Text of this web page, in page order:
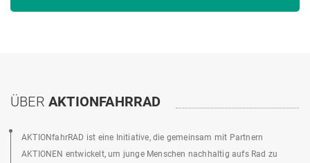
ÜBER AKTIONFAHRRAD
AKTIONfahrRAD ist eine Initiative, die gemeinsam mit Partnern
AKTIONEN entwickelt, um junge Menschen nachhaltig aufs Rad zu